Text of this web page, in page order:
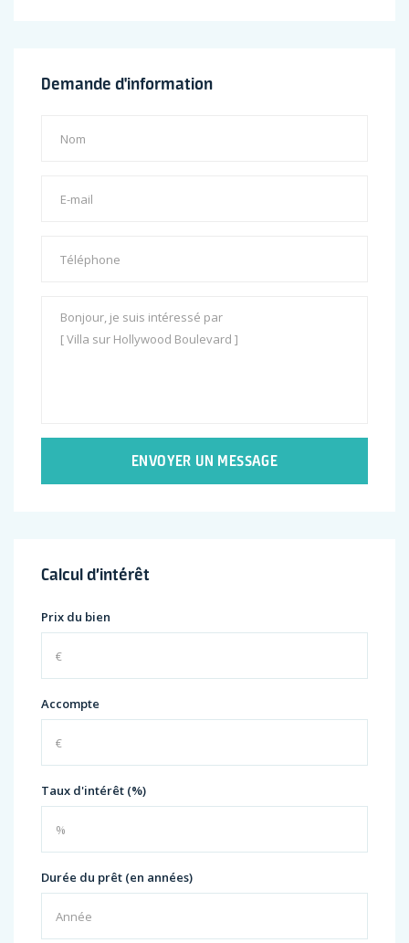
Demande d'information
ENVOYER UN MESSAGE
Calcul d’intérêt
Prix du bien
Accompte
Taux d'intérêt (%)
Durée du prêt (en années)